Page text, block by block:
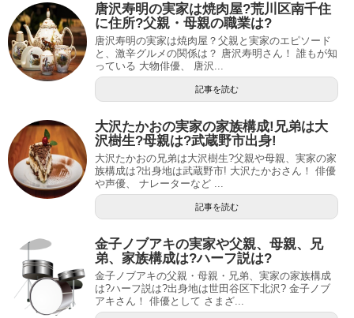
唐沢寿明の実家は焼肉屋?荒川区南千住
に住所?父親・母親の職業は?
唐沢寿明の実家は焼肉屋？父親と実家のエピソード
と、激辛グルメの関係は？ 唐沢寿明さん！ 誰もが知
っている 大物俳優、 唐沢...
記事を読む
大沢たかおの実家の家族構成!兄弟は大
沢樹生?母親は?武蔵野市出身!
大沢たかおの兄弟は大沢樹生?父親や母親、実家の家
族構成は?出身地は武蔵野市! 大沢たかおさん！ 俳優
や声優、 ナレーターなど ...
記事を読む
金子ノブアキの実家や父親、母親、兄
弟、家族構成は?ハーフ説は?
金子ノブアキの父親・母親・兄弟、実家の家族構成
は?ハーフ説は?出身地は世田谷区下北沢? 金子ノブ
アキさん！ 俳優として さまざ...